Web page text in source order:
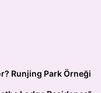
Runjing Park Örneği